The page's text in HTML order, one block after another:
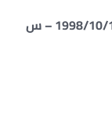
( الطعن رقم 2370 لسنة 62 ق – جلسة 1998/10/18 – س